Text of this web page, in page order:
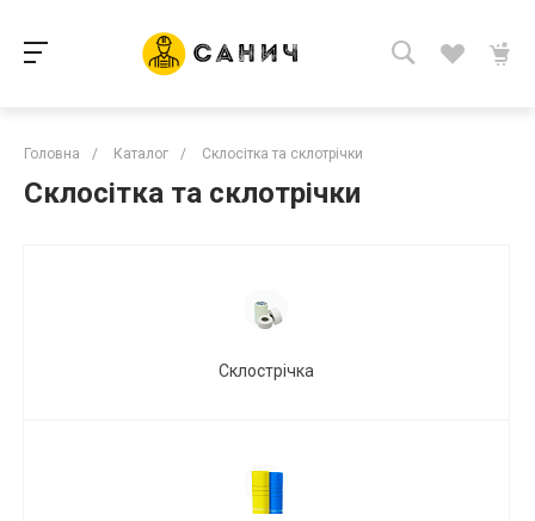
Головна / Каталог / Склосітка та склотрічки
Склосітка та склотрічки
Склострічка